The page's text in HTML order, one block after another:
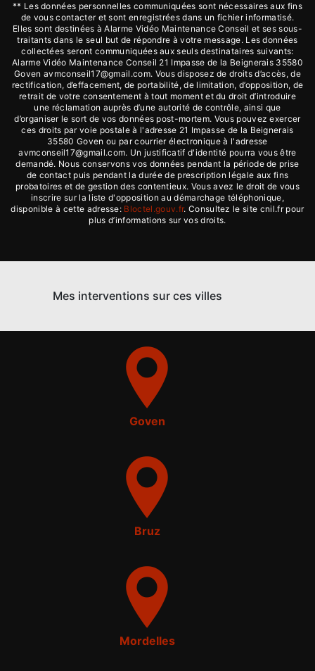
** Les données personnelles communiquées sont nécessaires aux fins
de vous contacter et sont enregistrées dans un fichier informatisé.
Elles sont destinées à Alarme Vidéo Maintenance Conseil et ses sous-
traitants dans le seul but de répondre à votre message. Les données
collectées seront communiquées aux seuls destinataires suivants:
Alarme Vidéo Maintenance Conseil 21 Impasse de la Beignerais 35580
Goven avmconseil17@gmail.com. Vous disposez de droits d’accès, de
rectification, d’effacement, de portabilité, de limitation, d’opposition, de
retrait de votre consentement à tout moment et du droit d’introduire
une réclamation auprès d’une autorité de contrôle, ainsi que
d’organiser le sort de vos données post-mortem. Vous pouvez exercer
ces droits par voie postale à l'adresse 21 Impasse de la Beignerais
35580 Goven ou par courrier électronique à l'adresse
avmconseil17@gmail.com. Un justificatif d'identité pourra vous être
demandé. Nous conservons vos données pendant la période de prise
de contact puis pendant la durée de prescription légale aux fins
probatoires et de gestion des contentieux. Vous avez le droit de vous
inscrire sur la liste d'opposition au démarchage téléphonique,
disponible à cette adresse: Bloctel.gouv.fr. Consultez le site cnil.fr pour
plus d’informations sur vos droits.
Mes interventions sur ces villes
Goven
Bruz
Mordelles